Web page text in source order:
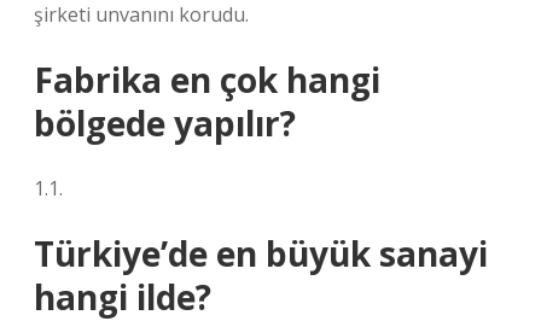
şirketi unvanını korudu.
Fabrika en çok hangi
bölgede yapılır?
1.1.
Türkiye’de en büyük sanayi
hangi ilde?